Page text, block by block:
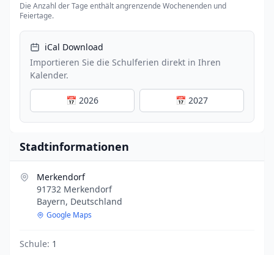
Die Anzahl der Tage enthält angrenzende Wochenenden und
Feiertage.
iCal Download
Importieren Sie die Schulferien direkt in Ihren
Kalender.
📅 2026 📅 2027
Stadtinformationen
Merkendorf
91732 Merkendorf
Bayern, Deutschland
Google Maps
Schule: 1